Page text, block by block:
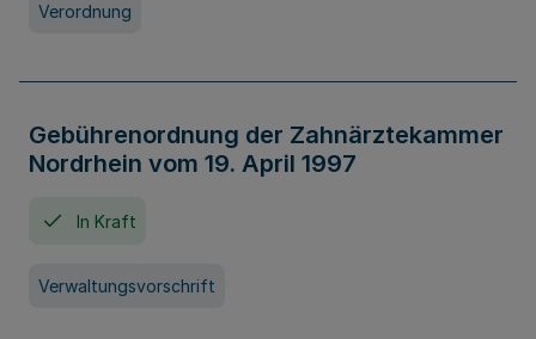
Verordnung
Gebührenordnung der Zahnärztekammer
Nordrhein vom 19. April 1997
In Kraft
Verwaltungsvorschrift